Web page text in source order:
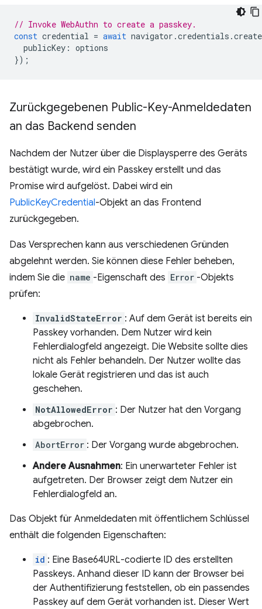
// Invoke WebAuthn to create a passkey.
const credential = await navigator .credentials .create
publicKey : options
});
Zurückgegebenen Public-Key-Anmeldedaten
an das Backend senden
Nachdem der Nutzer über die Displaysperre des Geräts
bestätigt wurde, wird ein Passkey erstellt und das
Promise wird aufgelöst. Dabei wird ein
PublicKeyCredential-Objekt an das Frontend
zurückgegeben.
Das Versprechen kann aus verschiedenen Gründen
abgelehnt werden. Sie können diese Fehler beheben,
indem Sie die name -Eigenschaft des Error -Objekts
prüfen:
InvalidStateError : Auf dem Gerät ist bereits ein
Passkey vorhanden. Dem Nutzer wird kein
Fehlerdialogfeld angezeigt. Die Website sollte dies
nicht als Fehler behandeln. Der Nutzer wollte das
lokale Gerät registrieren und das ist auch
geschehen.
NotAllowedError : Der Nutzer hat den Vorgang
abgebrochen.
AbortError : Der Vorgang wurde abgebrochen.
Andere Ausnahmen: Ein unerwarteter Fehler ist
aufgetreten. Der Browser zeigt dem Nutzer ein
Fehlerdialogfeld an.
Das Objekt für Anmeldedaten mit öffentlichem Schlüssel
enthält die folgenden Eigenschaften:
id : Eine Base64URL-codierte ID des erstellten
Passkeys. Anhand dieser ID kann der Browser bei
der Authentifizierung feststellen, ob ein passendes
Passkey auf dem Gerät vorhanden ist. Dieser Wert